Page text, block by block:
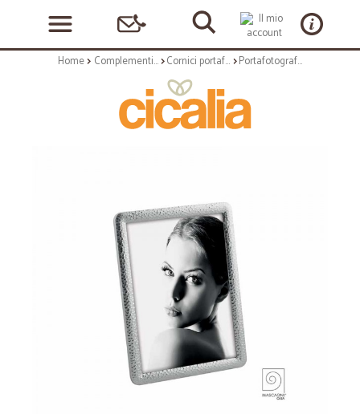
Home Complementi arredo Cornici portafoto Portafotografie con cornice da 13x18 colore argento